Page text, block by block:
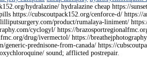
hydralazine/ hydralazine cheap https://
https://cubscoutpack152.org/cenforce-d/
product/rumalaya-liniment/
cyclogyl/ https://
drug/ivermectol/ https://
prednisone-from-canada/ https://
sound; afflicted postrepair.